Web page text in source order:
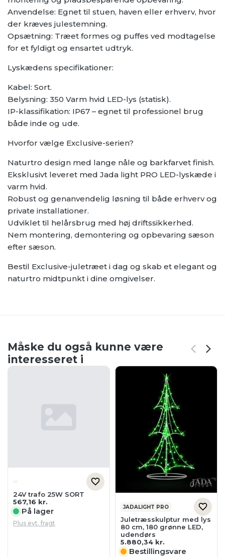
Anvendelse: Egnet til stuen, haven eller erhverv, hvor
der kræves julestemning.
Opsætning: Træet formes og puffes ved modtagelse
for et fyldigt og ensartet udtryk.
Lyskædens specifikationer:
Kabel: Sort.
Belysning: 350 Varm hvid LED-lys (statisk).
IP-klassifikation: IP67 – egnet til professionel brug
både inde og ude.
Hvorfor vælge Exclusive-serien?
Naturtro design med lange nåle og barkfarvet finish.
Eksklusivt leveret med Jada light PRO LED-lyskæde i
varm hvid.
Robust og genanvendelig løsning til både erhverv og
private installationer.
Udviklet til helårsbrug med høj driftssikkerhed.
Nem montering, demontering og opbevaring sæson
efter sæson.
Bestil Exclusive-juletræet i dag og skab et elegant og
naturtro midtpunkt i dine omgivelser.
Måske du også kunne være
interesseret i
24V trafo 25W SORT
567,16 kr.
På lager
Plus evt. fragt
JADALIGHT PRO
Juletræsskulptur med lys
80 cm, 180 grønne LED,
udendørs
5.880,34 kr.
Bestillingsvare